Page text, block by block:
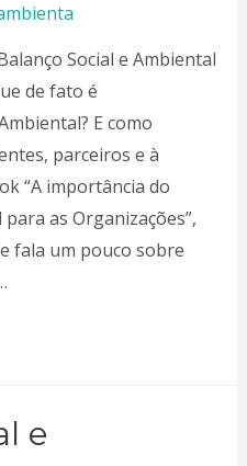
Social e Ambiental
de fato é
E como
parceiros e à
“A importância do
as Organizações”,
fala um pouco sobre
e